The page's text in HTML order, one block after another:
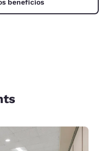
beneficios